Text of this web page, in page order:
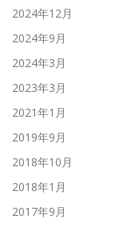
2024年12月
2024年9月
2024年3月
2023年3月
2021年1月
2019年9月
2018年10月
2018年1月
2017年9月